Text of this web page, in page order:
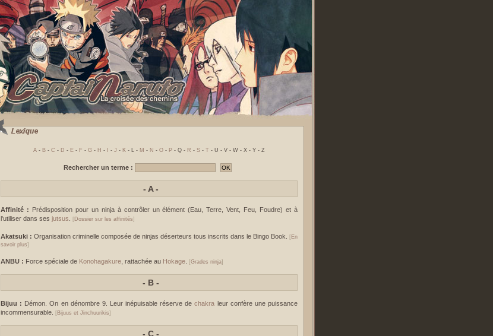
A - B - C - D - E - F - G - H - - J - K - L - M - N - O - P - Q - R - S - T - U - V - W - X - Y - Z
Rechercher un terme :
- A -
Affinité : Prédisposition pour un ninja à contrôler un élément (Eau, Terre, Vent, Feu, Foudre) et à
l'utiliser dans ses jutsus Dossier sur les affinités]
Akatsuki : Organisation criminelle composée de ninjas déserteurs tous inscrits dans le Bingo Book.
En
savoir plus]
ANBU : Force spéciale de Konohagakure , rattachée au Hokage Grades ninja]
- B -
Bijuu : Démon. On en dénombre 9. Leur inépuisable réserve dechakra leur confère une puissance
incommensurable.
Bijuus et Jinchuurikis]
- C -